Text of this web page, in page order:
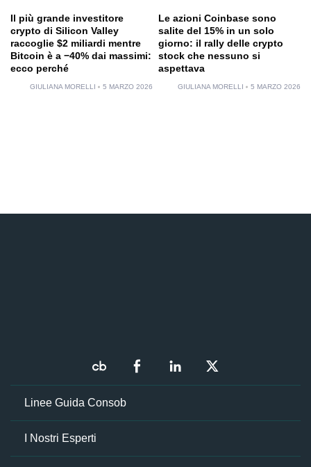
Il più grande investitore
crypto di Silicon Valley
raccoglie $2 miliardi mentre
Bitcoin è a −40% dai massimi:
ecco perché
GIULIANA MORELLI 5 MARZO 2026
Le azioni Coinbase sono
salite del 15% in un solo
giorno: il rally delle crypto
stock che nessuno si
aspettava
GIULIANA MORELLI 5 MARZO 2026
Linee Guida Consob
I Nostri Esperti